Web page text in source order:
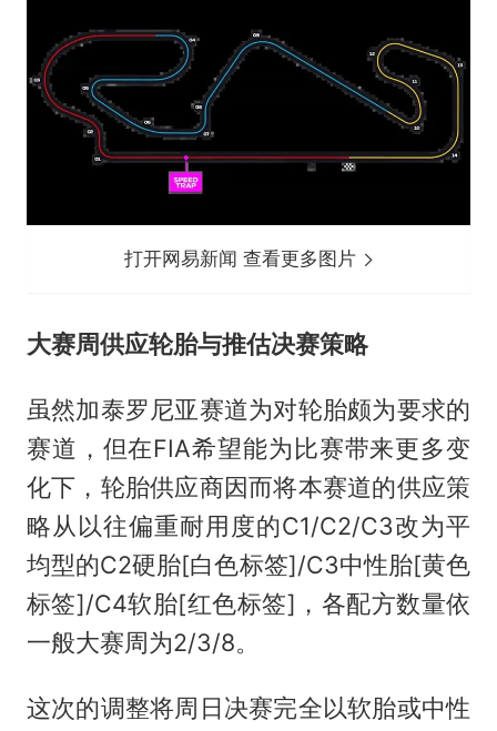
打开网易新闻 查看更多图片
大赛周供应轮胎与推估决赛策略
虽然加泰罗尼亚赛道为对轮胎颇为要求的
赛道，但在FIA希望能为比赛带来更多变
化下，轮胎供应商因而将本赛道的供应策
略从以往偏重耐用度的C1/C2/C3改为平
均型的C2硬胎[白色标签]/C3中性胎[黄色
标签]/C4软胎[红色标签]，各配方数量依
一般大赛周为2/3/8。
这次的调整将周日决赛完全以软胎或中性